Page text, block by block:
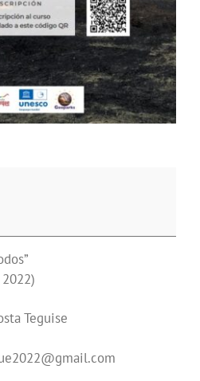
Teguise